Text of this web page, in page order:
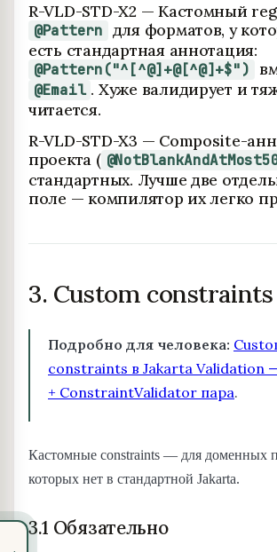
R-VLD-STD-X2 — Кастомный
@Pattern для форматов, у
есть стандартная аннотация:
@Pattern("^[^@]+@[^@]+$")
@Email . Хуже валидирует и
читается.
R-VLD-STD-X3 — Composite-
проекта (
стандартных. Лучше две
поле — компилятор их легко
3. Custom constraints
Подробно для человека:
constraints в Jakarta Validation
+ ConstraintValidator пара.
Кастомные constraints — для доменных
которых нет в стандартной Jakarta.
3.1 Обязательно